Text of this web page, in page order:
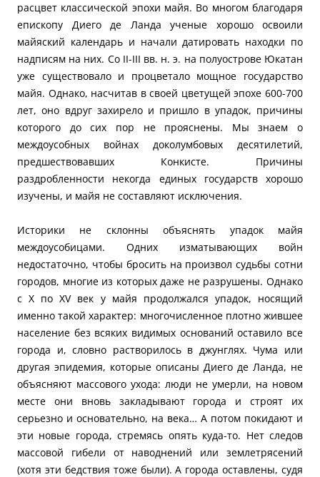
расцвет классической эпохи майя. Во многом благодаря
епископу Диего де Ланда ученые хорошо освоили
майяский календарь и начали датировать находки по
надписям на них. Со II-III вв. н. э. на полуострове Юкатан
уже существовало и процветало мощное государство
майя. Однако, насчитав в своей цветущей эпохе 600-700
лет, оно вдруг захирело и пришло в упадок, причины
которого до сих пор не прояснены. Мы знаем о
междоусобных войнах доколумбовых десятилетий,
предшествовавших Конкисте. Причины
раздробленности некогда единых государств хорошо
изучены, и майя не составляют исключения.
Историки не склонны объяснять упадок майя
междоусобицами. Одних изматывающих войн
недостаточно, чтобы бросить на произвол судьбы сотни
городов, многие из которых даже не разрушены. Однако
с X по XV век у майя продолжался упадок, носящий
именно такой характер: многочисленное плотно жившее
население без всяких видимых оснований оставило все
города и, словно растворилось в джунглях. Чума или
другая эпидемия, которые описаны Диего де Ланда, не
объясняют массового ухода: люди не умерли, на новом
месте они вновь закладывают города и строят их
серьезно и основательно, на века… А потом покидают и
эти новые города, стремясь опять куда-то. Нет следов
массовой гибели от наводнений или землетрясений
(хотя эти бедствия тоже были). А города оставлены, судя